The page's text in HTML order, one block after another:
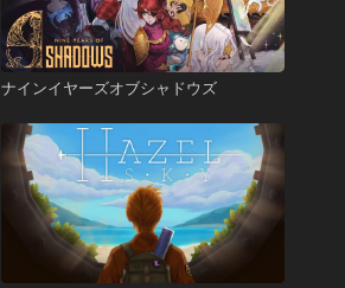
ナインイヤーズオブシャドウズ